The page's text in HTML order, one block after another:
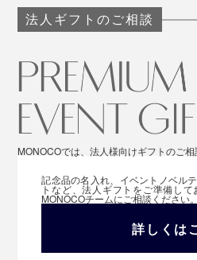
法人ギフトのご相談
MONOCOでは、法人様向けギフトのご相
記念品の名入れ、イベントノベル
トなど、法人ギフトをご準備し
MONOCOチームにご相談ください
詳しくは